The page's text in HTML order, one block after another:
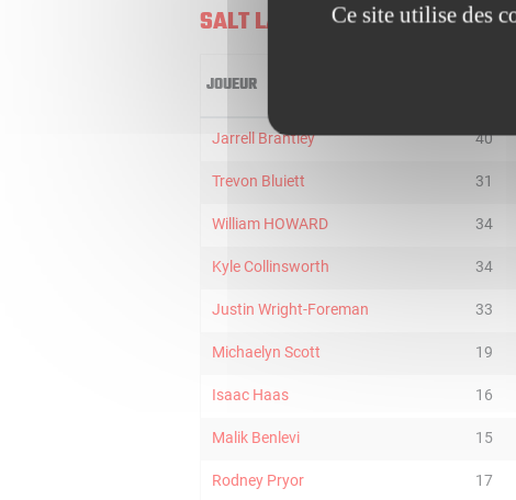
SALT LAKE CITY STARS
JOUEUR
Jarrell Brantley 40
Trevon Bluiett 31
William HOWARD 34
Kyle Collinsworth 34
Justin Wright-Foreman 33
Michaelyn Scott 19
Isaac Haas 16
Malik Benlevi 15
Rodney Pryor 17
Ce site utilise des